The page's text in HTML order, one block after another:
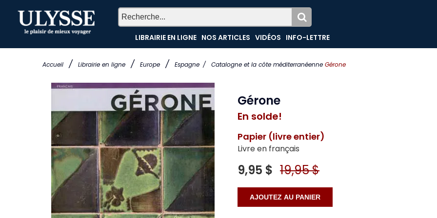
Accueil / Librairie en ligne / Europe / Espagne / Catalogne et la côte méditerranéenne Gérone
LIBRAIRIE EN LIGNE NOS ARTICLES VIDÉOS INFO-LETTRE
Gérone
En solde!
Papier (livre entier)
Livre en français
9,95 $ 19,95 $